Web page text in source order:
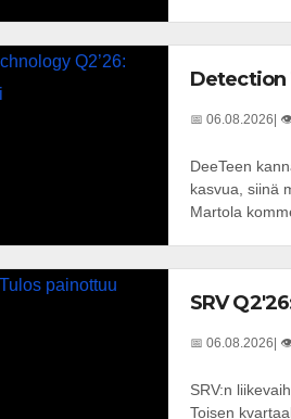
Detection
📅 06.08.2026 |
DeeTeen
kasvua, siinä
Martola
SRV
📅 06.08.2026 |
SRV:n
Toisen